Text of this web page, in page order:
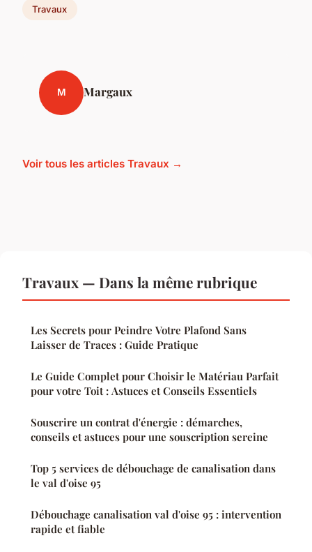
Travaux
M Margaux
Voir tous les articles Travaux →
Travaux — Dans la même rubrique
Les Secrets pour Peindre Votre Plafond Sans
Laisser de Traces : Guide Pratique
Le Guide Complet pour Choisir le Matériau Parfait
pour votre Toit : Astuces et Conseils Essentiels
Souscrire un contrat d'énergie : démarches,
conseils et astuces pour une souscription sereine
Top 5 services de débouchage de canalisation dans
le val d'oise 95
Débouchage canalisation val d'oise 95 : intervention
rapide et fiable